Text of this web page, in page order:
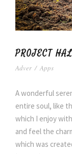
PROJECT
Adver / Apps
A wonderful
entire soul, like
which I enjoy
and feel the
which was